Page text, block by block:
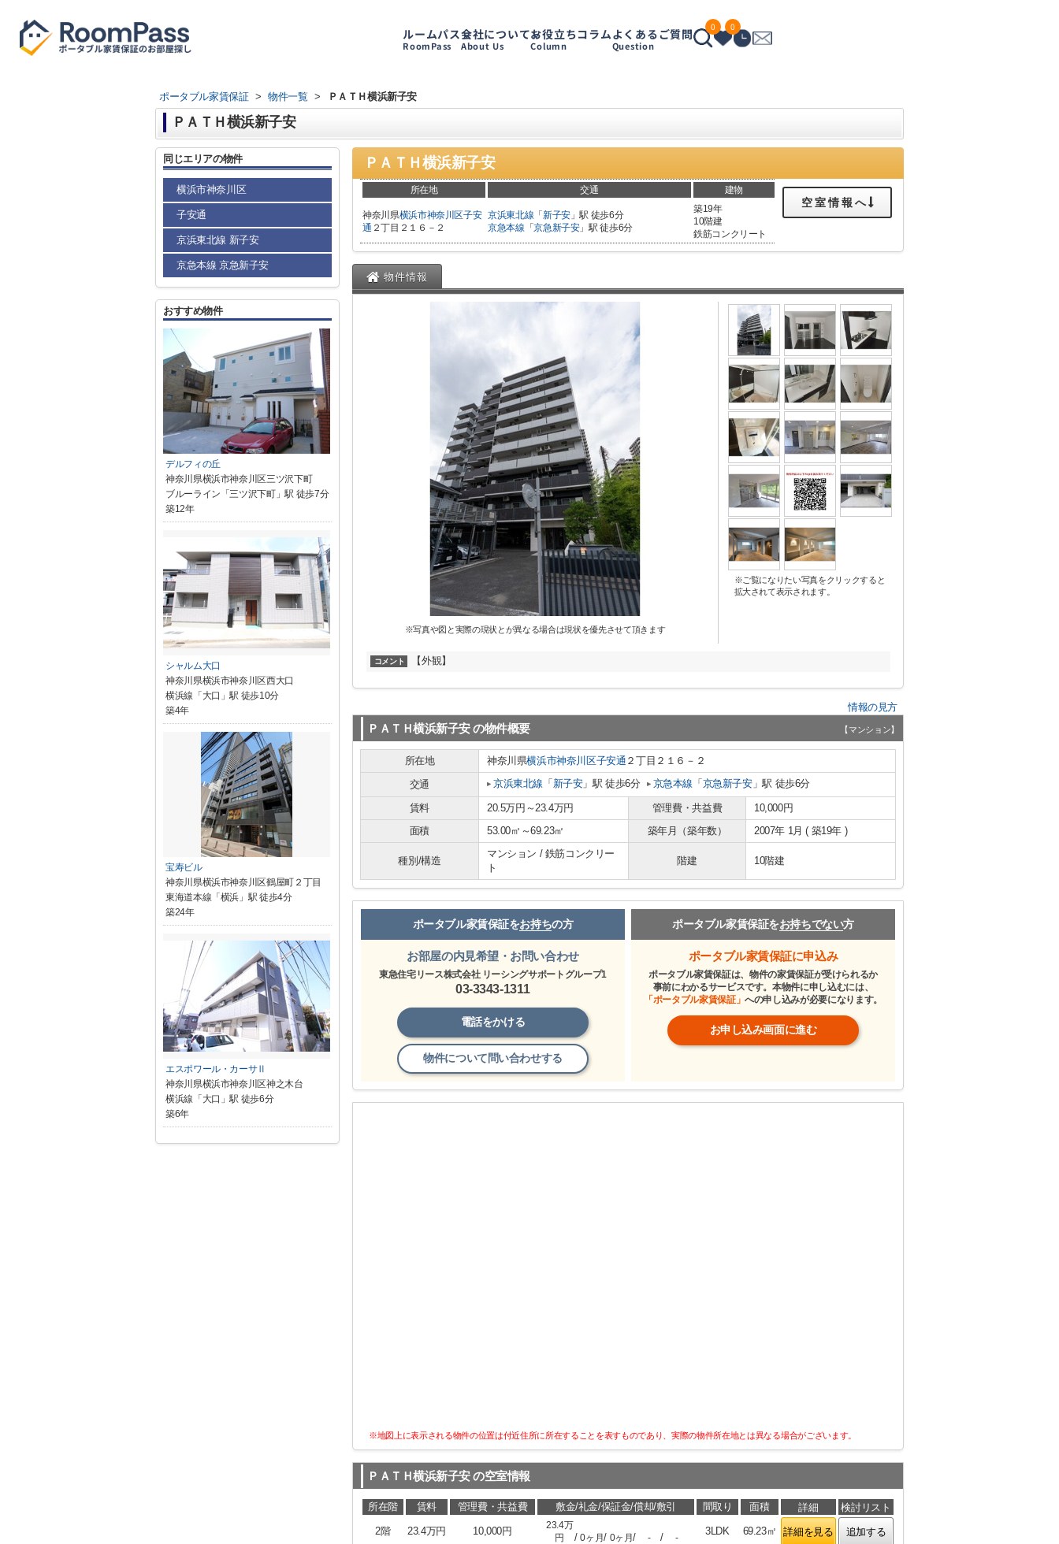
ルームパス
RoomPass
会社について
About Us
お役立ちコラム
Column
よくあるご質問
Question
0 0
ポータブル家賃保証 > 物件一覧 > ＰＡＴＨ横浜新子安
ＰＡＴＨ横浜新子安
ＰＡＴＨ横浜新子安
所在地 交通 建物
神奈川県横浜市神奈川区子安
通 ２丁目２１６－２
京浜東北線 「新子安」駅 徒歩6分
京急本線 「京急新子安」駅 徒歩6分
築19年
10階建
鉄筋コンクリート
空室情報へ
物件情報
※写真や図と実際の現状とが異なる場合は現状を優先させて頂きます
※ご覧になりたい写真をクリックすると
拡大されて表示されます。
コメント 【外観】
情報の見方
ＰＡＴＨ横浜新子安の物件概要 【マンション】
所在地 神奈川県横浜市神奈川区子安通 ２丁目２１６－２
交通
京浜東北線 「 新子安」駅 徒歩6分 京急本線 「 京急新子安」駅 徒歩6分
賃料 20.5万円～23.4万円 管理費・共益費
10,000円
面積
53.00㎡～69.23㎡ 築年月（築年数） 2007年 1月 ( 築19年 )
種別/構造
マンション / 鉄筋コンクリー
ト
階建 10階建
ポータブル家賃保証をお持ちの方
お部屋の内見希望・お問い合わせ
東急住宅リース株式会社 リーシングサポートグループ1
03-3343-1311
電話をかける
物件について問い合わせする
ポータブル家賃保証をお持ちでない方
ポータブル家賃保証に申込み
ポータブル家賃保証は、物件の家賃保証が受けられるか
事前にわかるサービスです。本物件に申し込むには、
「ポータブル家賃保証」への申し込みが必要になります。
お申し込み画面に進む
※地図上に表示される物件の位置は付近住所に所在することを表すものであり、実際の物件所在地とは異なる場合がございます。
ＰＡＴＨ横浜新子安の空室情報
所在階 賃料 管理費・共益費 敷金/礼金/保証金/償却/敷引 間取り 面積 詳細
検討リスト
2階
23.4万円 10,000円
23.4万
円
/0ヶ月/ 0ヶ月/ - / -
3LDK 69.23㎡ 詳細を見る 追加する
同じエリアの物件
横浜市神奈川区
子安通
京浜東北線 新子安
京急本線 京急新子安
おすすめ物件
デルフィの丘
神奈川県横浜市神奈川区三ツ沢下町
ブルーライン「三ツ沢下町」駅 徒歩7分
築12年
シャルム大口
神奈川県横浜市神奈川区西大口
横浜線「大口」駅 徒歩10分
築4年
宝寿ビル
神奈川県横浜市神奈川区鶴屋町２丁目
東海道本線「横浜」駅 徒歩4分
築24年
エスポワール・カーサⅡ
神奈川県横浜市神奈川区神之木台
横浜線「大口」駅 徒歩6分
築6年